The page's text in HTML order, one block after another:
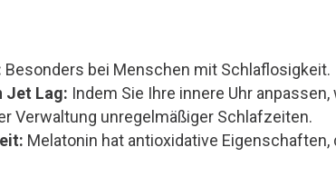
Besonders bei Menschen mit Schlaflosigkeit.
Jet Lag: Indem Sie Ihre innere Uhr
Verwaltung unregelmäßiger Schlafzeiten.
Melatonin hat antioxidative